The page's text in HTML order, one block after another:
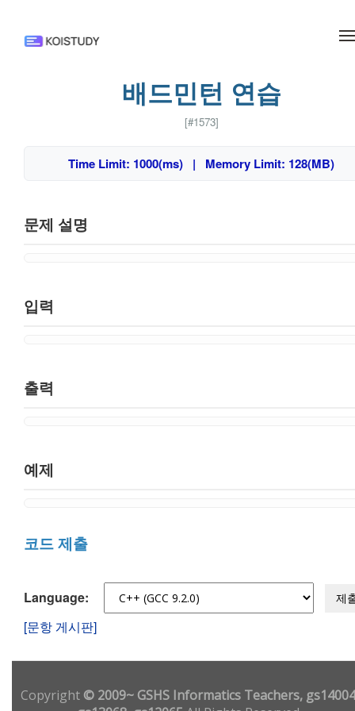
배드민턴 연습
[#1573]
Time Limit: 1000(ms) | Memory Limit: 128(MB)
문제 설명
입력
출력
예제
코드 제출
Language: 제
[문항 게시판]
Copyright© 2009~ GSHS Informatics Teachers,